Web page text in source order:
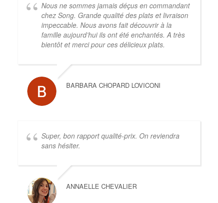
Nous ne sommes jamais déçus en commandant
chez Song. Grande qualité des plats et livraison
impeccable. Nous avons fait découvrir à la
famille aujourd’hui ils ont été enchantés. A très
bientôt et merci pour ces délicieux plats.
BARBARA CHOPARD LOVICONI
Super, bon rapport qualité-prix. On reviendra
sans hésiter.
ANNAELLE CHEVALIER